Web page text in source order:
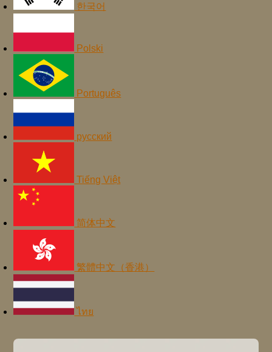
한국어
Polski
Português
русский
Tiếng Việt
简体中文
繁體中文（香港）
ไทย